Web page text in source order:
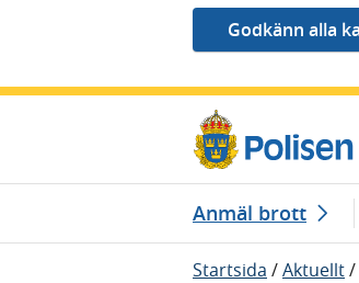
Anmäl brott
Startsida /Aktuellt/